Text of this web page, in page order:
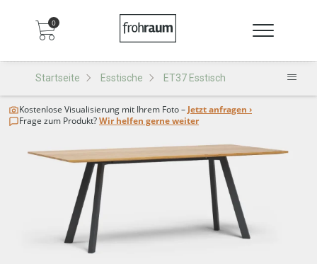
0
Startseite Esstische ET37 Esstisch
Kostenlose Visualisierung mit Ihrem Foto – Jetzt anfragen ›
Frage zum Produkt?Wir helfen gerne weiter